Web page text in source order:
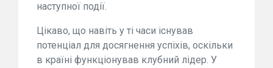
наступної події.
Цікаво, що навіть у ті часи існував
потенціал для досягнення успіхів, оскільки
в країні функціонував клубний лідер. У